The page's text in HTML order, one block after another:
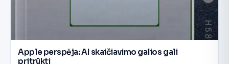
Apple perspėja: AI skaičiavimo galios gali
pritrūkti